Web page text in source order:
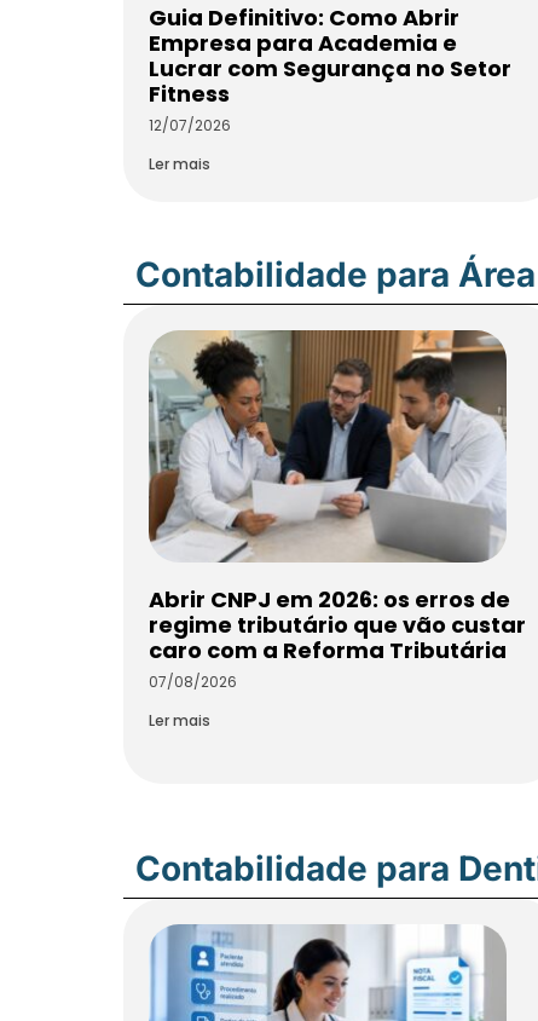
Guia Definitivo: Como Abrir
Empresa para Academia e
Lucrar com Segurança no Setor
Fitness
12/07/2026
Ler mais
Contabilidade para
Abrir CNPJ em 2026: os erros de
regime tributário que vão custar
caro com a Reforma Tributária
07/08/2026
Ler mais
Contabilidade para